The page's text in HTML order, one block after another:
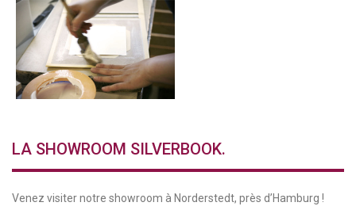
LA SHOWROOM SILVERBOOK.
Venez visiter notre showroom à Norderstedt, près d’Hamburg !